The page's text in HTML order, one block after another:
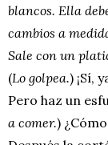
blancos. Ella
cambios a
Sale con un
(Lo golpea.) ¡Sí,
Pero haz un
a comer.)